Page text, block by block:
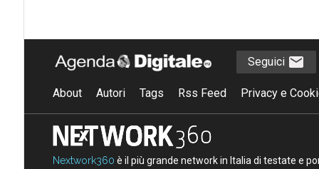
Seguici
About Autori Tags Rss Feed Privacy e
Nextwork360 è il più grande network in Italia di testate e